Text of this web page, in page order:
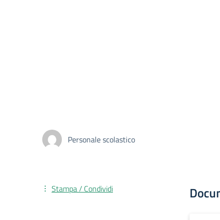
Personale scolastico
Stampa / Condividi